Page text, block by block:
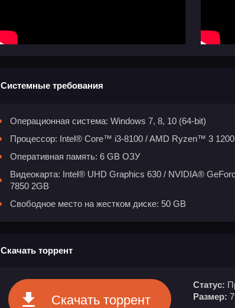
Системные требования
Операционная система: Windows 7, 8, 10 (64-bit)
Процессор: Intel® Core™ i3-8100 / AMD Ryzen™ 3 1200
Оперативная память: 6 GB ОЗУ
Видеокарта: Intel® UHD Graphics 630 / NVIDIA®
7850 2GB
Свободное место на жестком диске: 50 GB
Скачать торрент
Скачать торрент
Статус:
Размер: